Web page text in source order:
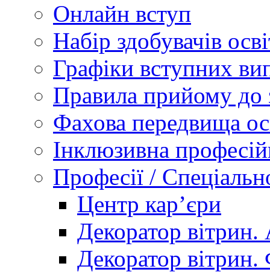
Онлайн вступ
Набір здобувачів
Графіки вступних
Правила прийому до
Фахова передвища
Інклюзивна
Професії /
Центр кар’єри
Декоратор вітрин.
Декоратор вітрин.